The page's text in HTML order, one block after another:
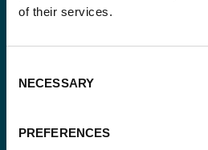
of their services.
Selection
NECESSARY
PREFERENCES
Blijf op de hoogte van onze